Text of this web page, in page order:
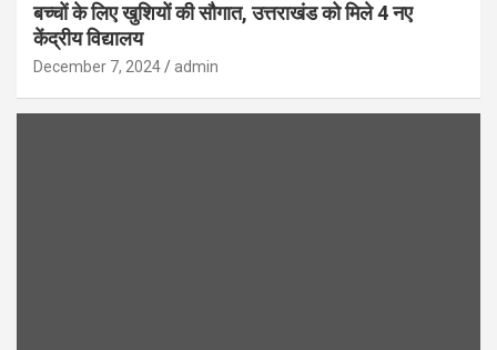
बच्चों के लिए खुशियों की सौगात, उत्तराखंड को मिले 4 नए
केंद्रीय विद्यालय
December 7, 2024 admin